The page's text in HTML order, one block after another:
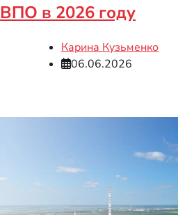
ВПО в 2026 году
Карина Кузьменко
06.06.2026